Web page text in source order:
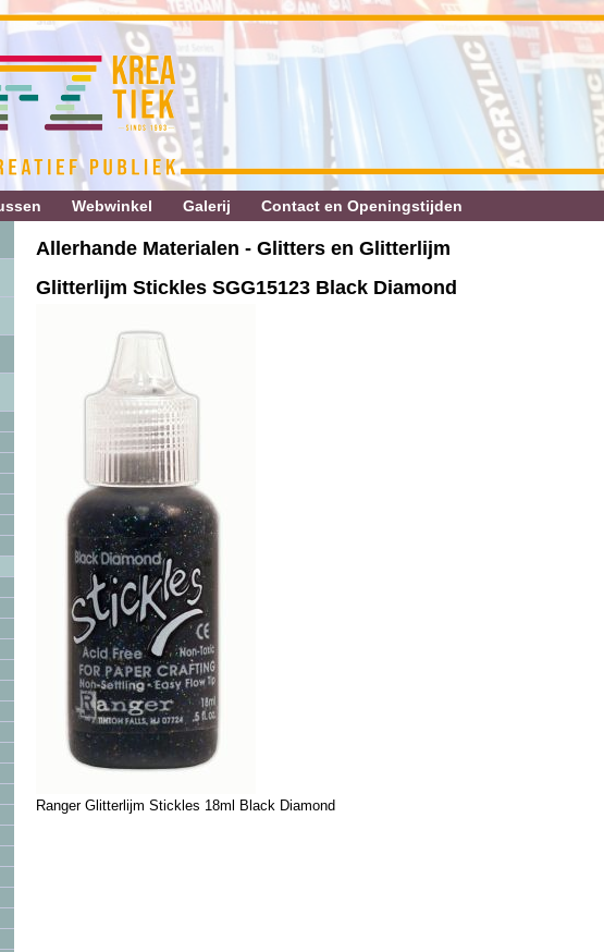
Webwinkel Galerij Contact en Openingstijden
Allerhande Materialen - Glitters en Glitterlijm
Glitterlijm Stickles SGG15123 Black Diamond
Ranger Glitterlijm Stickles 18ml Black Diamond